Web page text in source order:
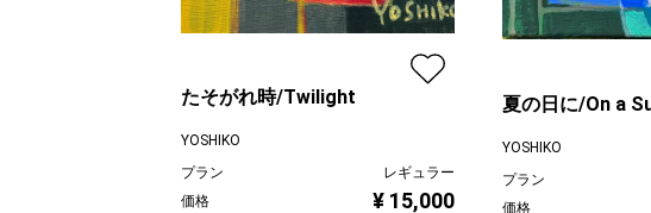
たそがれ時/Twilight
YOSHIKO
プラン
レギュラー
価格
¥ 15,000
夏の日に/On a
YOSHIKO
プラン
価格